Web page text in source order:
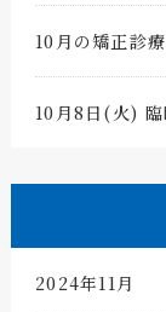
10月の矯正診
10月8日(火)
2024年11月